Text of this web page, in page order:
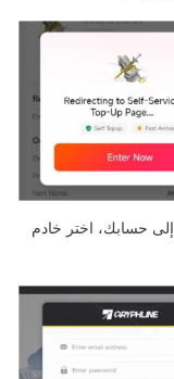
إلى حسابك، اختر خادم